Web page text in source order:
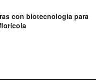
con biotecnología para